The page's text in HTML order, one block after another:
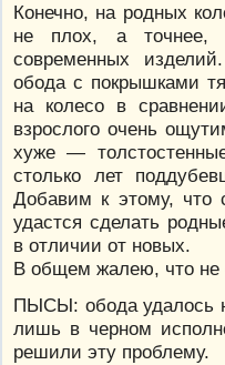
Конечно, на родных
не плох, а точнее,
современных
обода с покрышками
на колесо в
взрослого очень
хуже —
столько лет
Добавим к этому, что
удастся сделать
в отличии от новых.
В общем жалею, что не
ПЫСЫ: обода удалось
лишь в черном
решили эту проблему.